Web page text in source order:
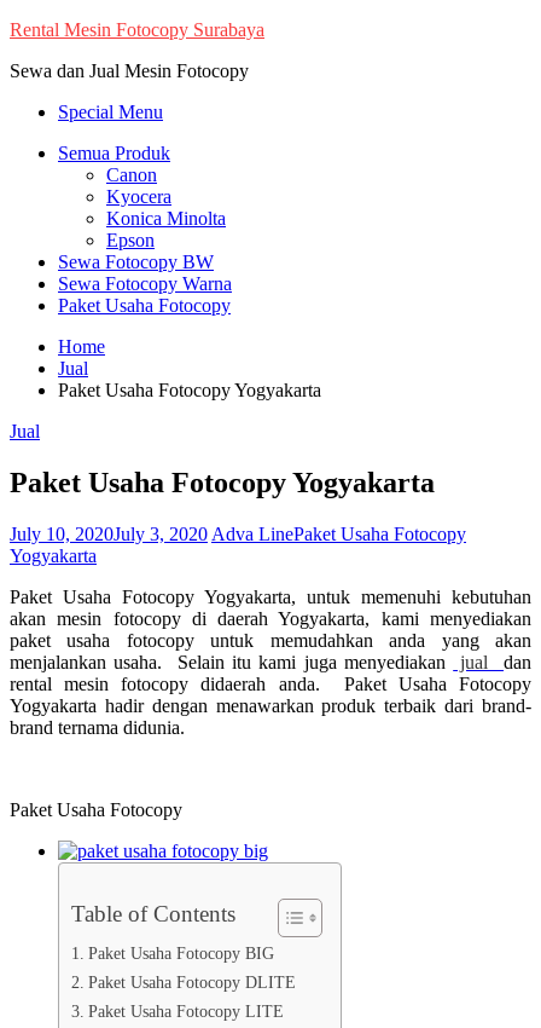
Skip
content
Rental Mesin Fotocopy Surabaya
Sewa dan Jual Mesin Fotocopy
Special Menu
Semua Produk
Canon
Kyocera
Konica Minolta
Epson
Sewa Fotocopy BW
Sewa Fotocopy Warna
Paket Usaha Fotocopy
Home
Jual
Paket Usaha Fotocopy Yogyakarta
Jual
Paket Usaha Fotocopy Yogyakarta
July 10, 2020July 3, 2020 Adva LinePaket Usaha Fotocopy
Yogyakarta
Paket Usaha Fotocopy Yogyakarta, untuk memenuhi kebutuhan
akan mesin fotocopy di daerah Yogyakarta, kami menyediakan
paket usaha fotocopy untuk memudahkan anda yang akan
menjalankan usaha. Selain itu kami juga menyediakan
jualdan
rental mesin fotocopy didaerah anda. Paket Usaha Fotocopy
Yogyakarta hadir dengan menawarkan produk terbaik dari brand-
brand ternama didunia.
Paket Usaha Fotocopy
Table of Contents
Paket Usaha Fotocopy BIG
Paket Usaha Fotocopy DLITE
Paket Usaha Fotocopy LITE